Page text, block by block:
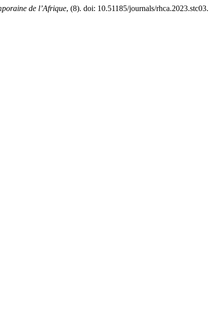
de l’Afrique, (8). doi: 10.51185/journals/rhca.2023.stc03.